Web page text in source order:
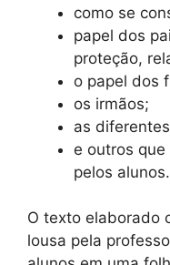
como se
papel dos
proteção,
o papel dos
os irmãos;
as
e outros
pelos alunos.
O texto elaborado
lousa pela